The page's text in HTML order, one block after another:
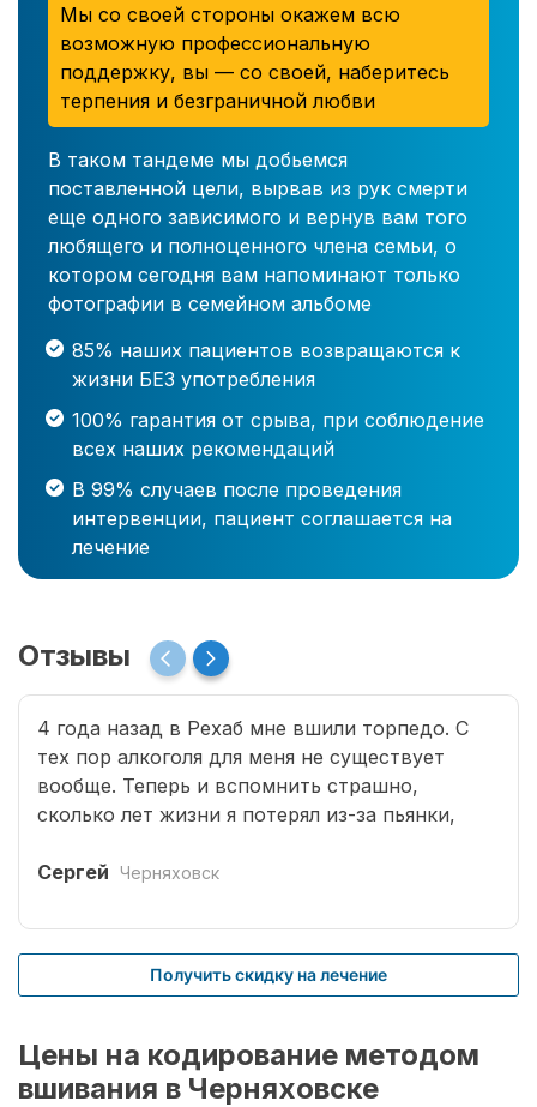
Мы со своей стороны окажем всю
возможную профессиональную
поддержку, вы — со своей, наберитесь
терпения и безграничной любви
В таком тандеме мы добьемся
поставленной цели, вырвав из рук смерти
еще одного зависимого и вернув вам того
любящего и полноценного члена семьи, о
котором сегодня вам напоминают только
фотографии в семейном альбоме
85% наших пациентов возвращаются к
жизни БЕЗ употребления
100% гарантия от срыва, при соблюдение
всех наших рекомендаций
В 99% случаев после проведения
интервенции, пациент соглашается на
лечение
Отзывы
4 года назад в Рехаб мне вшили торпедо. С
тех пор алкоголя для меня не существует
вообще. Теперь и вспомнить страшно,
сколько лет жизни я потерял из-за пьянки,
мою новую жизнь.
Сергей Черняховск
Получить скидку на лечение
Цены на кодирование методом
вшивания в Черняховске